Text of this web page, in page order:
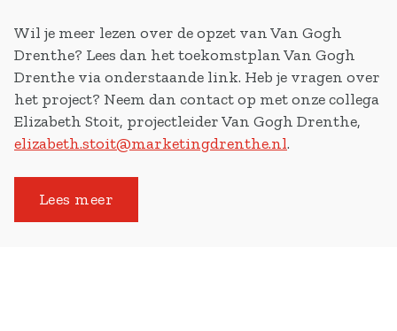
Wil je meer lezen over de opzet van Van Gogh
Drenthe? Lees dan het toekomstplan Van Gogh
Drenthe via onderstaande link. Heb je vragen over
het project? Neem dan contact op met onze collega
Elizabeth Stoit, projectleider Van Gogh Drenthe,
elizabeth.stoit@marketingdrenthe.nl.
Lees meer